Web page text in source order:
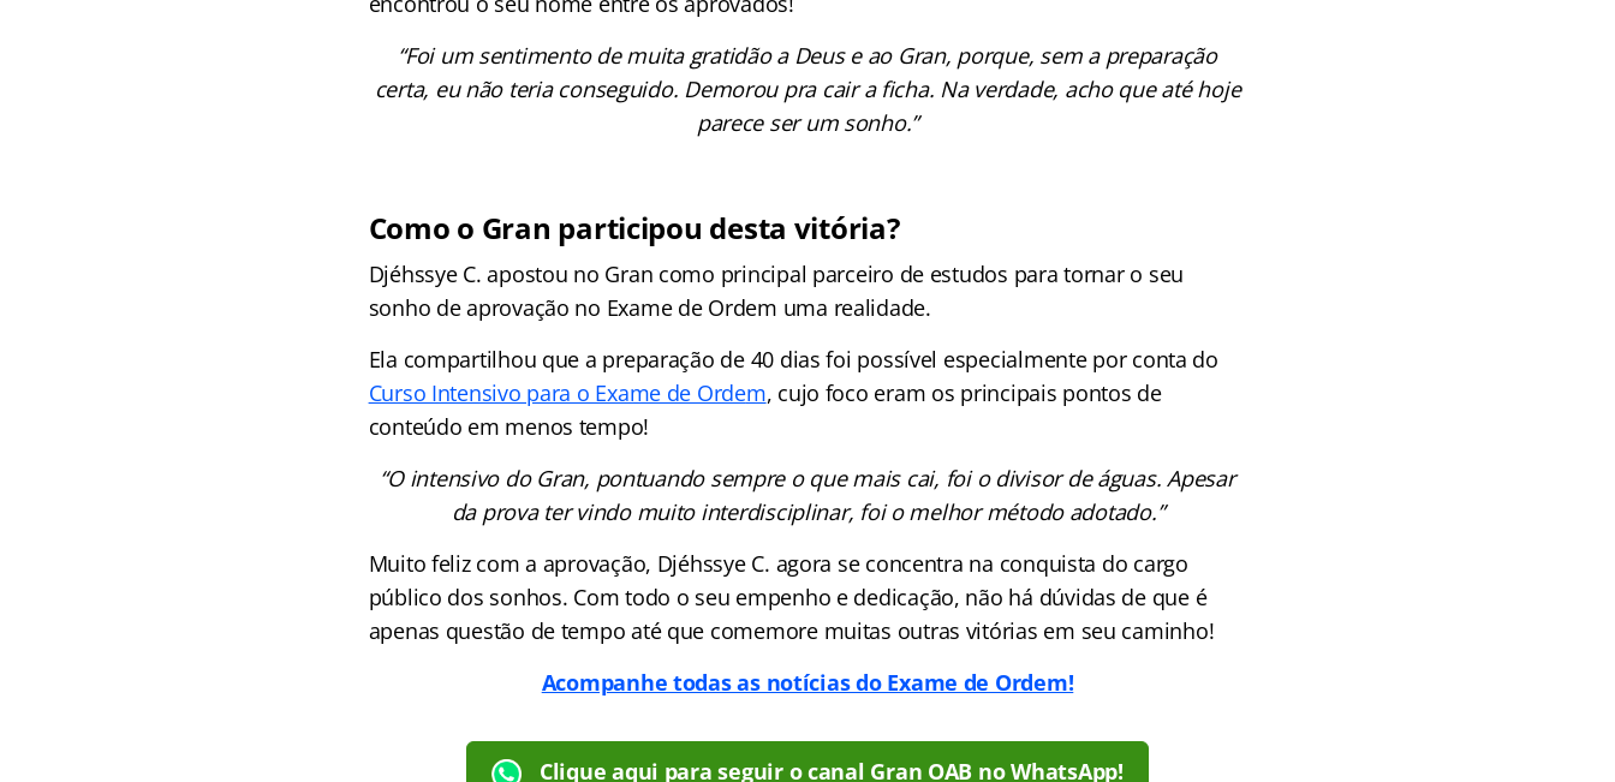
“Foi um sentimento de muita gratidão a Deus e ao Gran, porque, sem a preparação
certa, eu não teria conseguido. Demorou pra cair a ficha. Na verdade, acho que até hoje
parece ser um sonho.”
Como o Gran participou desta vitória?
Djéhssye C. apostou no Gran como principal parceiro de estudos para tornar o seu
sonho de aprovação no Exame de Ordem uma realidade.
Ela compartilhou que a preparação de 40 dias foi possível especialmente por conta do
Curso Intensivo para o Exame de Ordem, cujo foco eram os principais pontos de
conteúdo em menos tempo!
“O intensivo do Gran, pontuando sempre o que mais cai, foi o divisor de águas. Apesar
da prova ter vindo muito interdisciplinar, foi o melhor método adotado.”
Muito feliz com a aprovação, Djéhssye C. agora se concentra na conquista do cargo
público dos sonhos. Com todo o seu empenho e dedicação, não há dúvidas de que é
apenas questão de tempo até que comemore muitas outras vitórias em seu caminho!
Acompanhe todas as notícias do Exame de Ordem!
Clique aqui para seguir o canal Gran OAB no WhatsApp!